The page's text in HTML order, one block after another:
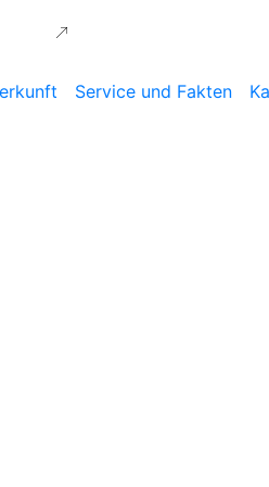
Service und Fakten